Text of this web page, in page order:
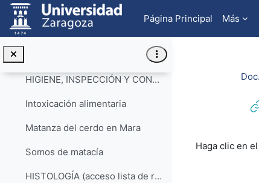
Salta al contenido principal
Página Principal
Más
Transferencia de embriones
HIGIENE, INSPECCIÓN Y CONTROL DE ALIMENTOS (acceso a la lista de reproducción)
Intoxicación alimentaria
Matanza del cerdo en Mara
Somos de matacía
HISTOLOGÍA (acceso lista de reproducción YouTube)
Haga clic en